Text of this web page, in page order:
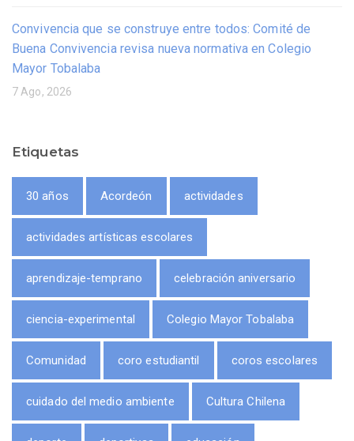
Convivencia que se construye entre todos: Comité de
Buena Convivencia revisa nueva normativa en Colegio
Mayor Tobalaba
7 Ago, 2026
Etiquetas
30 años Acordeón actividades
actividades artísticas escolares
aprendizaje-temprano celebración aniversario
ciencia-experimental Colegio Mayor Tobalaba
Comunidad coro estudiantil coros escolares
cuidado del medio ambiente Cultura Chilena